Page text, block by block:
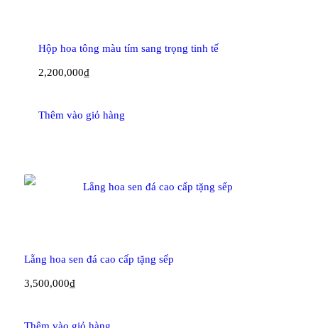
Hộp hoa tông màu tím sang trọng tinh tế
2,200,000₫
Thêm vào giỏ hàng
Lẵng hoa sen đá cao cấp tặng sếp
3,500,000₫